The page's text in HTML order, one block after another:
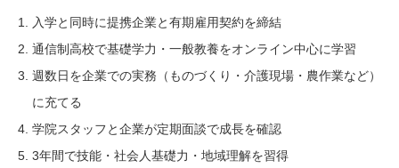
入学と同時に提携企業と有期雇用契約を締結
通信制高校で基礎学力・一般教養をオンライン中心に学習
週数日を企業での実務（ものづくり・介護現場・農作業など）
に充てる
学院スタッフと企業が定期面談で成長を確認
3年間で技能・社会人基礎力・地域理解を習得